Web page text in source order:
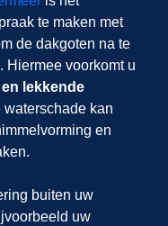
te maken met
de dakgoten na te
Hiermee voorkomt u
lekkende
waterschade kan
en
buiten uw
uw